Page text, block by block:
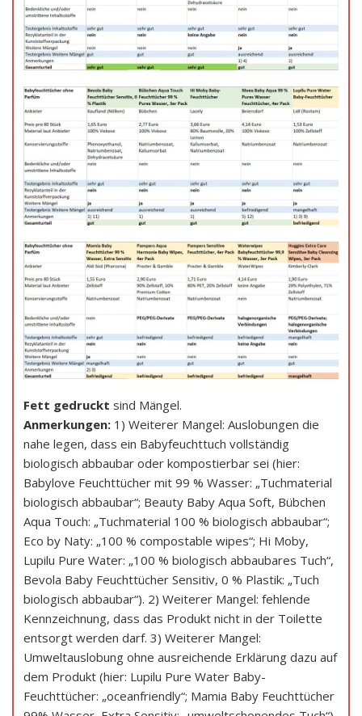
Fett gedruckt sind Mängel.
Anmerkungen: 1) Weiterer Mangel: Auslobungen die
nahe legen, dass ein Babyfeuchttuch vollständig
biologisch abbaubar oder kompostierbar sei (hier:
Babylove Feuchttücher mit 99 % Wasser: „Tuchmaterial
biologisch abbaubar“; Beauty Baby Aqua Soft, Bübchen
Aqua Touch: „Tuchmaterial 100 % biologisch abbaubar“;
Eco by Naty: „100 % compostable wipes“; Hi Moby,
Lupilu Pure Water: „100 % biologisch abbaubares Tuch“,
Bevola Baby Feuchttücher Sensitiv, 0 % Plastik: „Tuch
biologisch abbaubar“). 2) Weiterer Mangel: fehlende
Kennzeichnung, dass das Produkt nicht in der Toilette
entsorgt werden darf. 3) Weiterer Mangel:
Umweltauslobung ohne ausreichende Erklärung dazu auf
dem Produkt (hier: Lupilu Pure Water Baby-
Feuchttücher: „oceanfriendly“; Mamia Baby Feuchttücher